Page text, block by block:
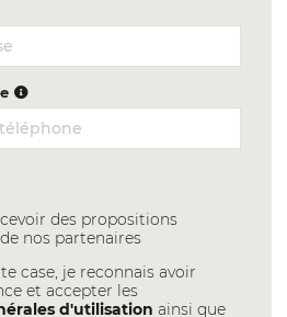
des propositions
nos partenaires
case, je reconnais avoir
et accepter les
d'utilisation ainsi que